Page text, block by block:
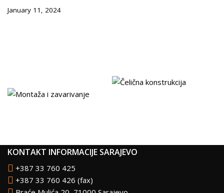
January 11, 2024
KONTAKT INFORMACIJE SARAJEVO
+387 33 760 425
+387 33 760 426 (fax)